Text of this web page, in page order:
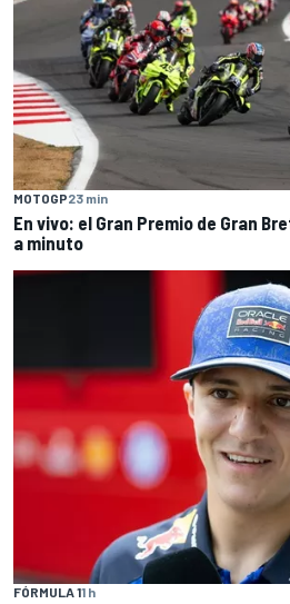
MOTOGP23 min
En vivo: el Gran Premio de Gran
a minuto
FÓRMULA 11 h